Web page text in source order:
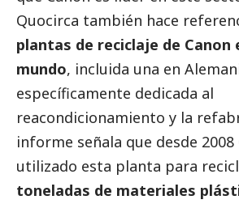
Quocirca también hace
plantas de reciclaje de Canon
mundo, incluida una en
específicamente dedicada al
reacondicionamiento y la
informe señala que desde 2008
utilizado esta planta para
toneladas de materiales